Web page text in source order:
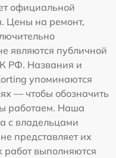
официальной
Цены на ремонт,
являются публичной
РФ. Названия и
упоминаются
— чтобы обозначить
работаем. Наша
с владельцами
представляет их
выполняются